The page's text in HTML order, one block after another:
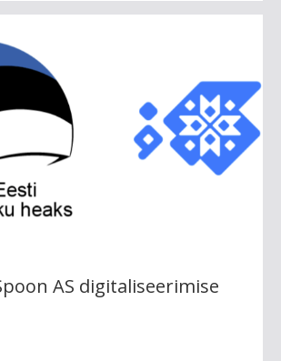
AS digitaliseerimise